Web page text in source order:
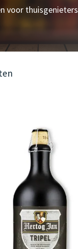
voor thuisgenieters